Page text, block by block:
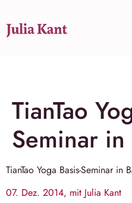
TianTao
Seminar
TianTao Yoga Basis-Seminar in
07. Dez. 2014, mit Julia Kant